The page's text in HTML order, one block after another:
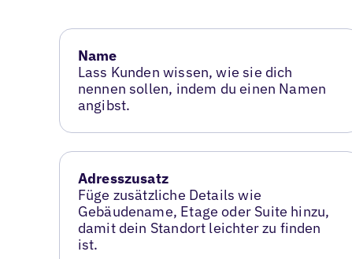
Name
Lass Kunden wissen, wie sie dich
nennen sollen, indem du einen Namen
angibst.
Adresszusatz
Füge zusätzliche Details wie
Gebäudename, Etage oder Suite hinzu,
damit dein Standort leichter zu finden
ist.